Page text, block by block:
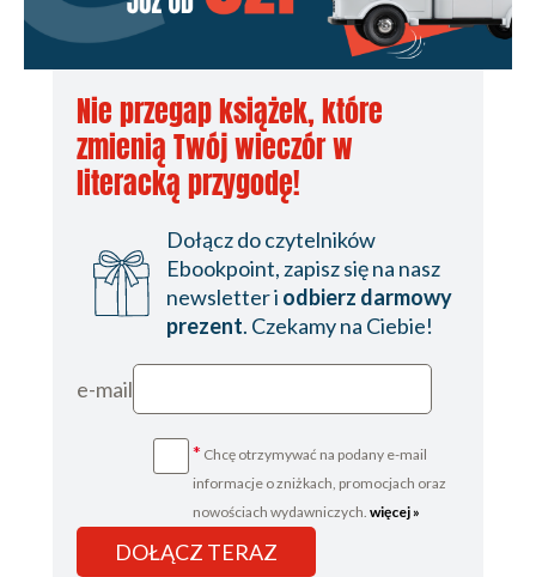
Nie przegap książek, które
zmienią Twój wieczór w
literacką przygodę!
Dołącz do czytelników
Ebookpoint, zapisz się na nasz
newsletter i odbierz darmowy
prezent. Czekamy na Ciebie!
e-mail
* Chcę otrzymywać na podany e-mail
informacje o zniżkach, promocjach oraz
nowościach wydawniczych. więcej »
DOŁĄCZ TERAZ